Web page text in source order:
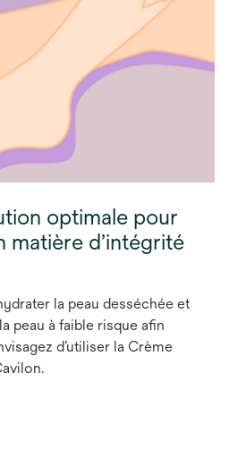
optimale pour
matière d’intégrité
la peau desséchée et
peau à faible risque afin
d’utiliser la Crème